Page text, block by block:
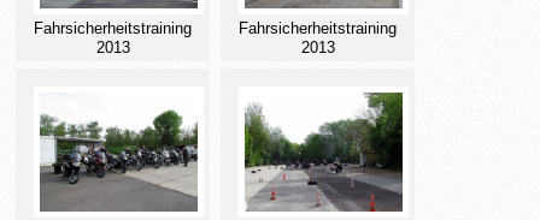
Fahrsicherheitstraining
2013
Fahrsicherheitstraining
2013